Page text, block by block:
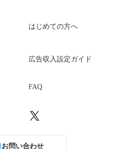
はじめての方へ
広告収入設定ガイド
FAQ
お問い合わせ